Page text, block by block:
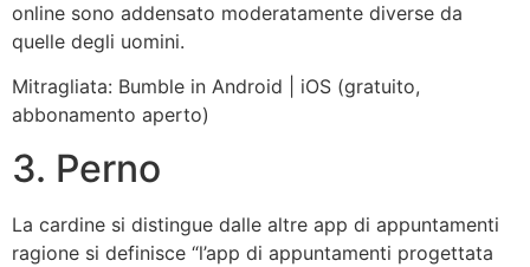
online sono addensato moderatamente diverse da
quelle degli uomini.
Mitragliata: Bumble in Android | iOS (gratuito,
abbonamento aperto)
3. Perno
La cardine si distingue dalle altre app di appuntamenti
ragione si definisce “l’app di appuntamenti progettata